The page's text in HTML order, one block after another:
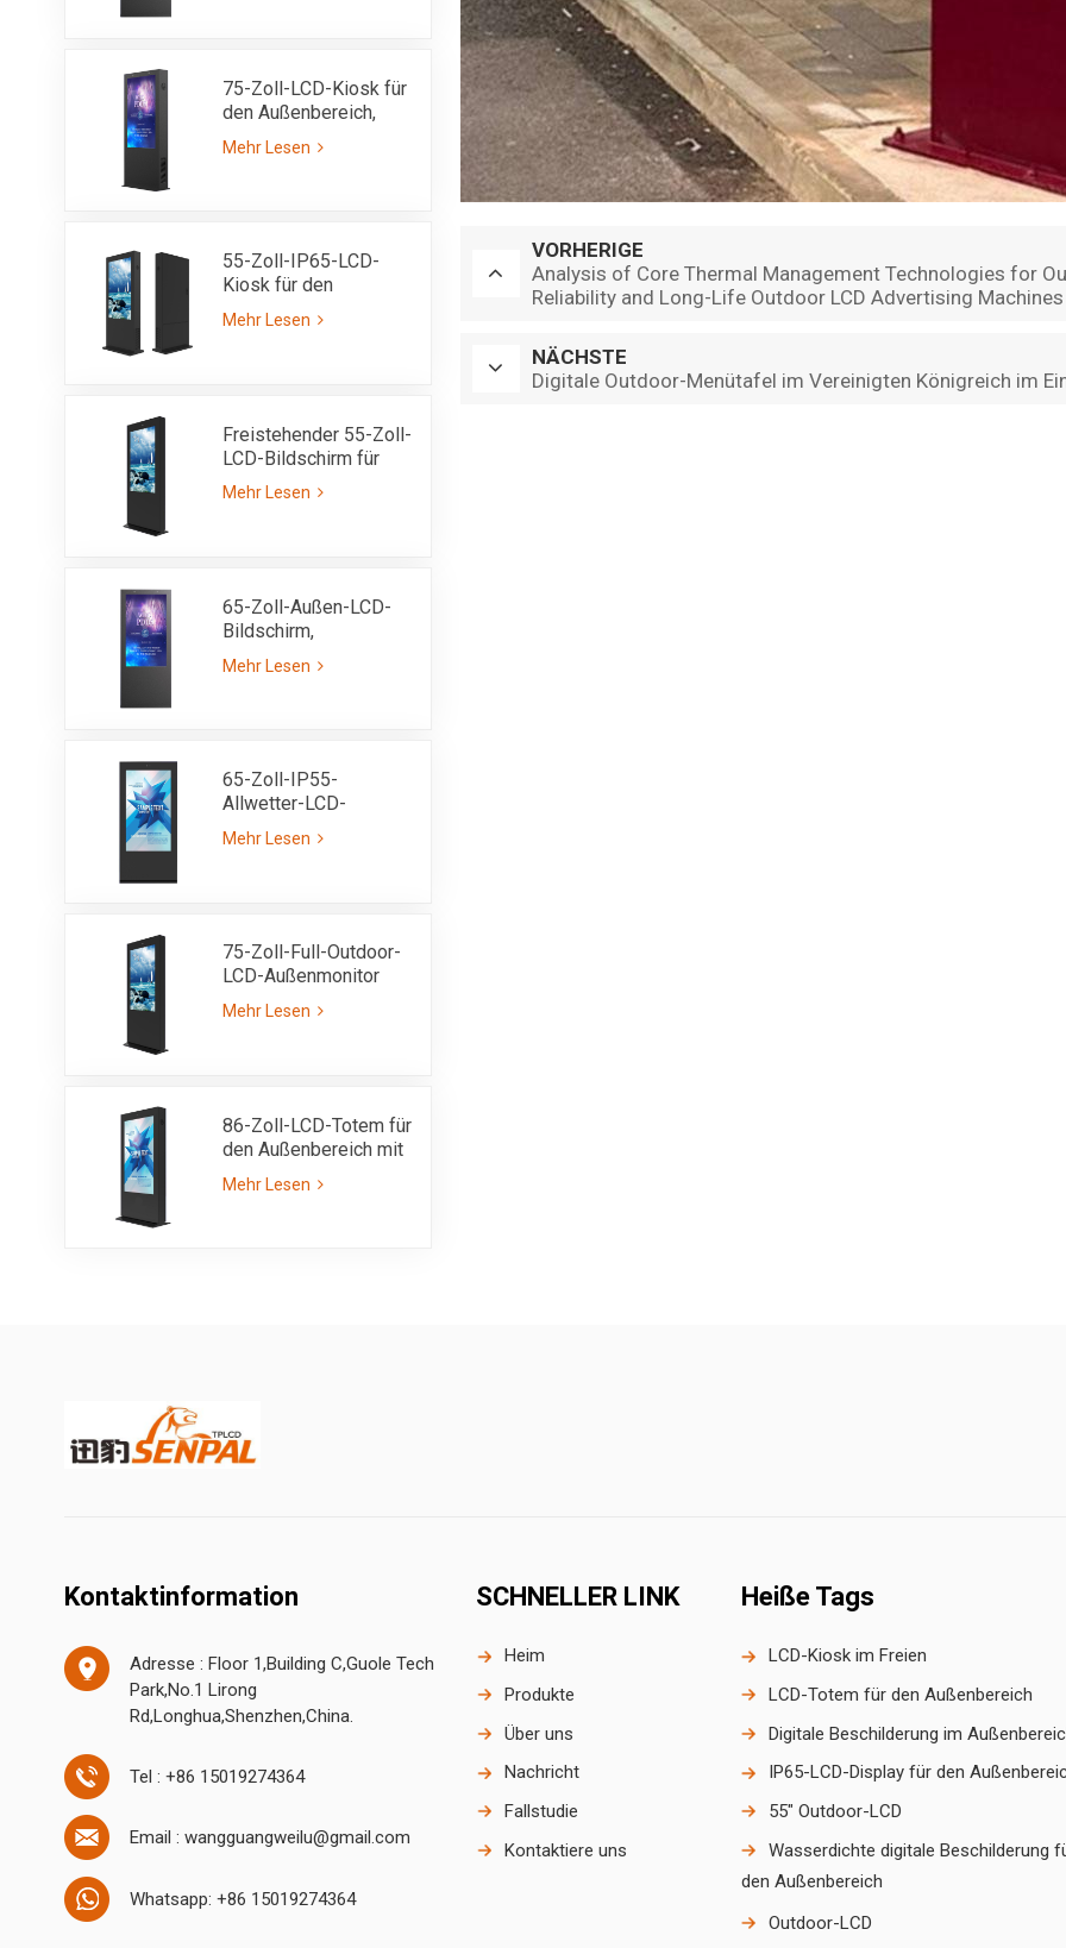
75-Zoll-LCD-Kiosk für
den Außenbereich,
vollständig im
Sonnenlicht lesbar, mit
Mehr Lesen
55-Zoll-IP65-LCD-
Kiosk für den
Außenbereich mit
ultrahoher Helligkeit,
Mehr Lesen
Freistehender 55-Zoll-
LCD-Bildschirm für
den Außenbereich –
IP55
Mehr Lesen
65-Zoll-Außen-LCD-
Bildschirm,
eigenständiges Totem,
ultrahell, 3000 Nits,
Mehr Lesen
65-Zoll-IP55-
Allwetter-LCD-
Werbekiosk für den
Außenbereich mit
Mehr Lesen
75-Zoll-Full-Outdoor-
LCD-Außenmonitor
IP55 mit ultrahoher
Helligkeit von 3000
Mehr Lesen
86-Zoll-LCD-Totem für
den Außenbereich mit
einseitigem Kiosk mit
IP55-Sonnenlicht,
Mehr Lesen
VORHERIGE
Analysis of Core Thermal Management Technologies for
Reliability and Long-Life Outdoor LCD Advertising Machines
NÄCHSTE
Digitale Outdoor-Menütafel im Vereinigten Königreich im
Kontaktinformation
Adresse : Floor 1,Building C,Guole Tech
Park,No.1 Lirong
Rd,Longhua,Shenzhen,China.
Tel : +86 15019274364
Email : wangguangweilu@gmail.com
Whatsapp: +86 15019274364
SCHNELLER LINK
Heim
Produkte
Über uns
Nachricht
Fallstudie
Kontaktiere uns
Heiße Tags
LCD-Kiosk im Freien
LCD-Totem für den Außenbereich
Digitale Beschilderung im
IP65-LCD-Display für den
55" Outdoor-LCD
Wasserdichte digitale Beschilderung
den Außenbereich
Outdoor-LCD